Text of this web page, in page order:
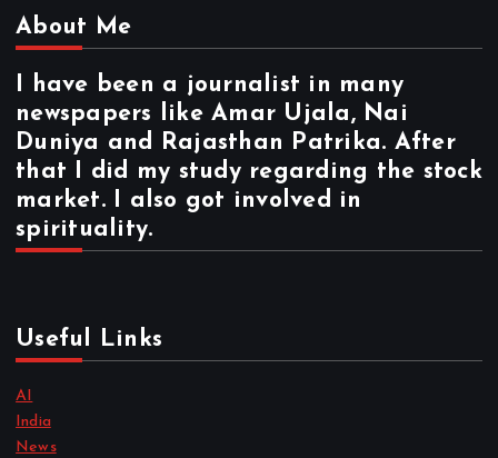
About Me
I have been a journalist in many
newspapers like Amar Ujala, Nai
Duniya and Rajasthan Patrika. After
that I did my study regarding the stock
market. I also got involved in
spirituality.
Useful Links
AI
India
News